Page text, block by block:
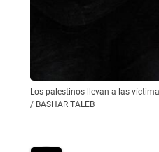
Los palestinos llevan a las
/ BASHAR TALEB